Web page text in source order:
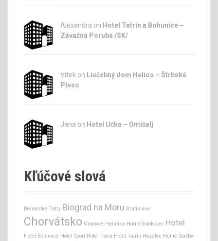
Alexandra on Hotel Tatrín a Bohunice –
Závažná Poruba /SK/
Vítek on Liečebný dom Helios – Štrbské
Pleso
Jana on Hotel Učka – Omišalj
Kľúčové slová
Belianske Tatry Biograd na Moru Bratislava
Chorvátsko Ganovce Haniska Horný Smokovec Hotel
Hotel Bohunice Hotel Sport Hotel Tatra Hotel Tatrín Hozelec Hutné Stavby